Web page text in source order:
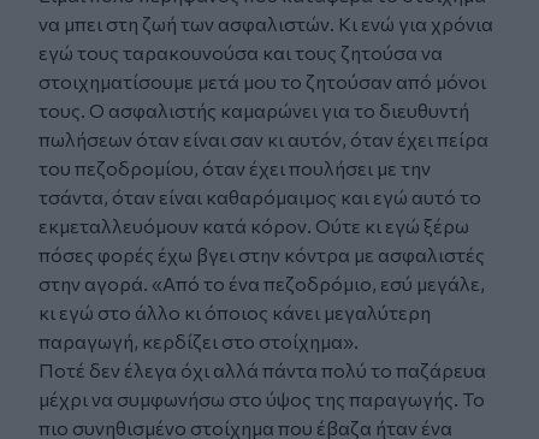
να μπει στη ζωή των ασφαλιστών. Κι ενώ για χρόνια
εγώ τους ταρακουνούσα και τους ζητούσα να
στοιχηματίσουμε μετά μου το ζητούσαν από μόνοι
τους. Ο ασφαλιστής καμαρώνει για το διευθυντή
πωλήσεων όταν είναι σαν κι αυτόν, όταν έχει πείρα
του πεζοδρομίου, όταν έχει πουλήσει με την
τσάντα, όταν είναι καθαρόμαιμος και εγώ αυτό το
εκμεταλλευόμουν κατά κόρον. Ούτε κι εγώ ξέρω
πόσες φορές έχω βγει στην κόντρα με ασφαλιστές
στην αγορά. «Από το ένα πεζοδρόμιο, εσύ μεγάλε,
κι εγώ στο άλλο κι όποιος κάνει μεγαλύτερη
παραγωγή, κερδίζει στο στοίχημα».
Ποτέ δεν έλεγα όχι αλλά πάντα πολύ το παζάρευα
μέχρι να συμφωνήσω στο ύψος της παραγωγής. Το
πιο συνηθισμένο στοίχημα που έβαζα ήταν ένα